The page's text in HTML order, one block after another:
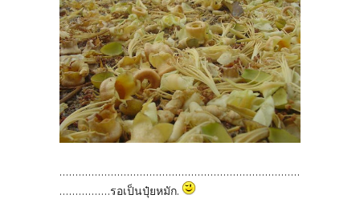
...........................................................................
................รอเป็นปุ๋ยหมัก.